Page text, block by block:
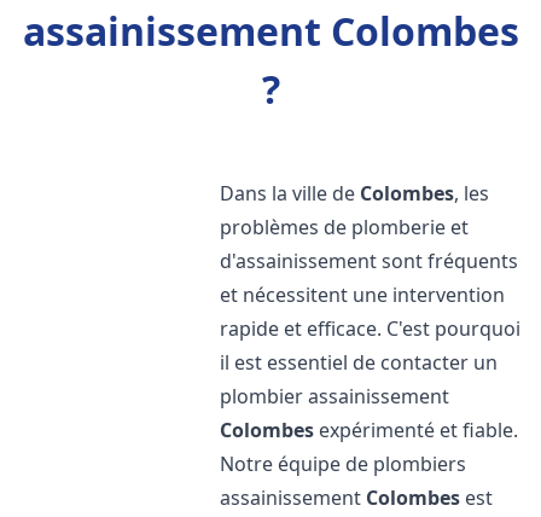
assainissement Colombes
?
Dans la ville de Colombes, les
problèmes de plomberie et
d'assainissement sont fréquents
et nécessitent une intervention
rapide et efficace. C'est pourquoi
il est essentiel de contacter un
plombier assainissement
Colombes expérimenté et fiable.
Notre équipe de plombiers
assainissement Colombes est